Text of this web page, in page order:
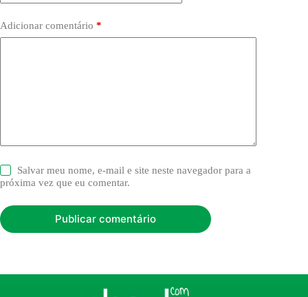
Adicionar comentário *
Salvar meu nome, e-mail e site neste navegador para a
próxima vez que eu comentar.
Publicar comentário